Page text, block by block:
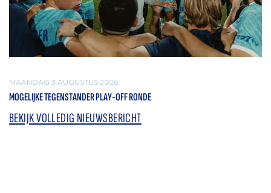
MAANDAG 3 AUGUSTUS 2026
MOGELIJKE TEGENSTANDER PLAY-OFF RONDE
BEKIJK VOLLEDIG NIEUWSBERICHT